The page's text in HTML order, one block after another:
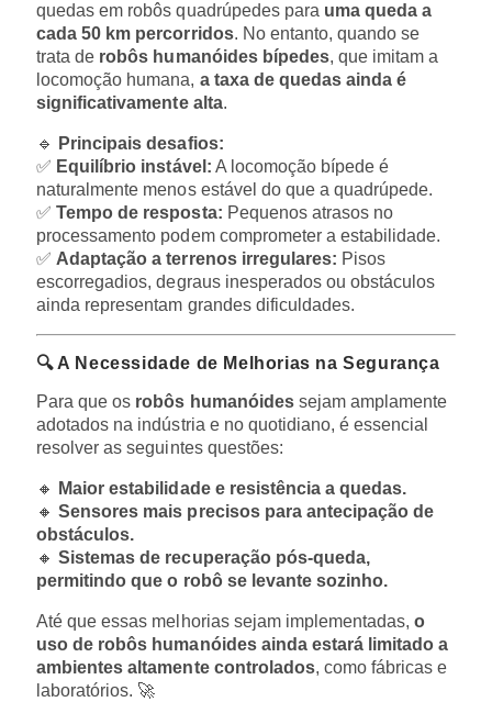
quedas em robôs quadrúpedes para uma queda a
cada 50 km percorridos. No entanto, quando se
trata de robôs humanóides bípedes, que imitam a
locomoção humana, a taxa de quedas ainda é
significativamente alta.
🔹
Principais desafios:
✅ Equilíbrio instável: A locomoção bípede é
naturalmente menos estável do que a quadrúpede.
✅Tempo de resposta: Pequenos atrasos no
processamento podem comprometer a estabilidade.
✅ Adaptação a terrenos irregulares: Pisos
escorregadios, degraus inesperados ou obstáculos
ainda representam grandes dificuldades.
🔍 A Necessidade de Melhorias na Segurança
Para que os robôs humanóidessejam amplamente
adotados na indústria e no quotidiano, é essencial
resolver as seguintes questões:
🔸
Maior estabilidade e resistência a quedas.
🔸Sensores mais precisos para antecipação de
obstáculos.
🔸Sistemas de recuperação pós-queda,
permitindo que o robô se levante sozinho.
Até que essas melhorias sejam implementadas,o
uso de robôs humanóides ainda estará limitado a
ambientes altamente controlados, como fábricas e
laboratórios. 🚀